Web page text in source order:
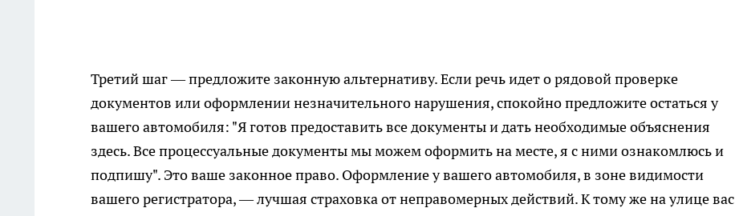
Третий шаг — предложите законную альтернативу. Если речь идет о рядовой проверке
документов или оформлении незначительного нарушения, спокойно предложите остаться у
вашего автомобиля: "Я готов предоставить все документы и дать необходимые объяснения
здесь. Все процессуальные документы мы можем оформить на месте, я с ними ознакомлюсь и
подпишу". Это ваше законное право. Оформление у вашего автомобиля, в зоне видимости
вашего регистратора, — лучшая страховка от неправомерных действий. К тому же на улице вас